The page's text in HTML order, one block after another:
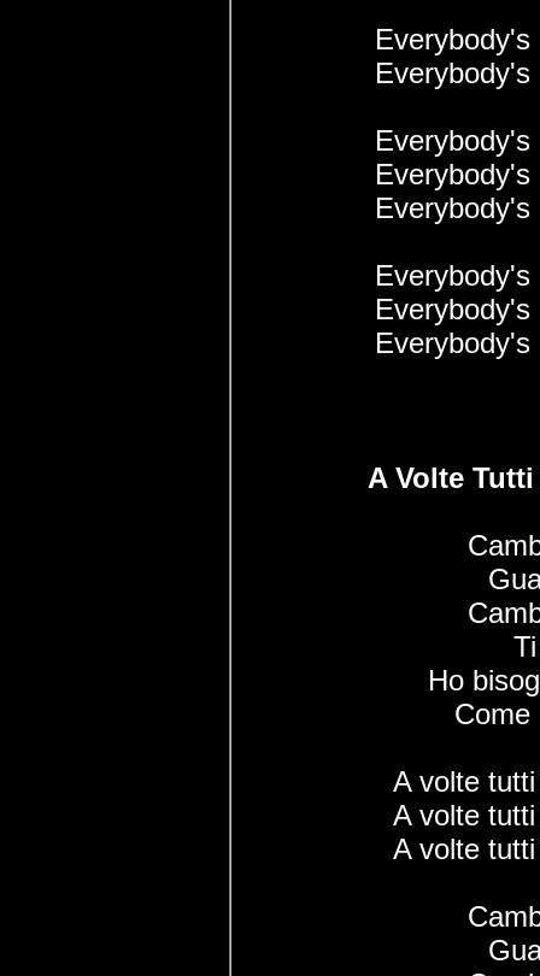
A Volte
Ho
Come
A volte
A volte
A volte